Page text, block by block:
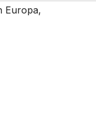
Europa,